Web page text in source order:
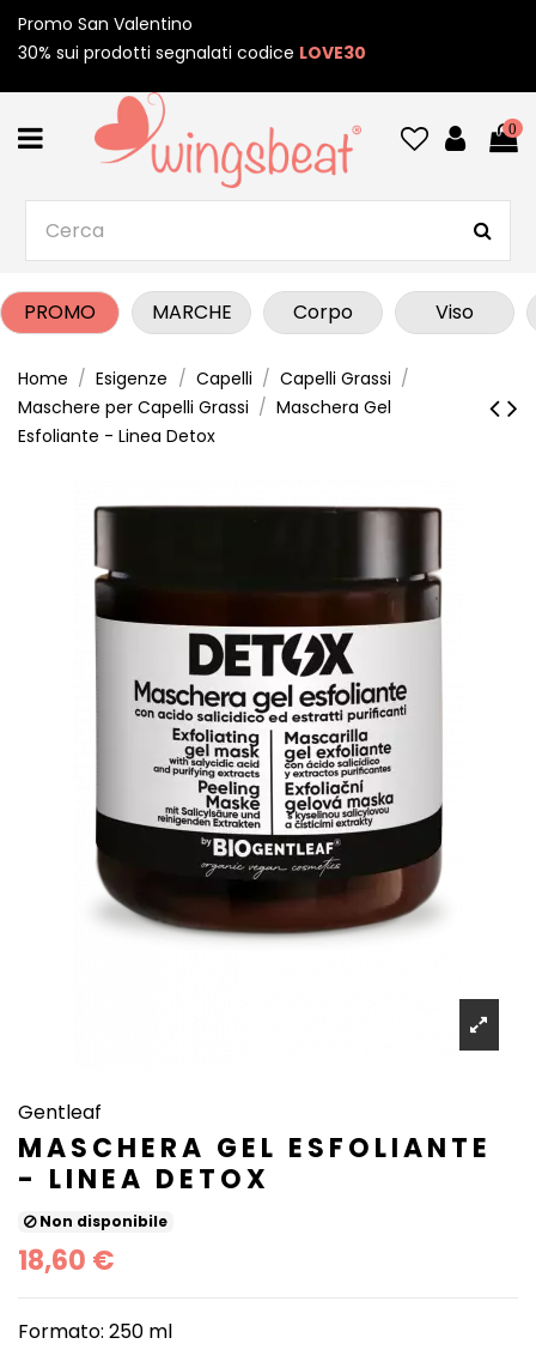
Promo San Valentino
30% sui prodotti segnalati codice LOVE30
0
PROMO MARCHE Corpo Viso
Home Esigenze Capelli
Capelli Grassi
Maschere per Capelli Grassi
Maschera Gel
Esfoliante - Linea Detox
Gentleaf
MASCHERA GEL ESFOLIANTE
- LINEA DETOX
Non disponibile
18,60 €
Formato: 250 ml